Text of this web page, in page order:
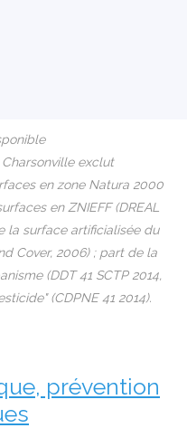
exclut
en zone Natura 2000
en ZNIEFF (DREAL
la surface artificialisée du
Cover, 2006) ; part de la
(DDT 41 SCTP 2014,
(CDPNE 41 2014).
prévention